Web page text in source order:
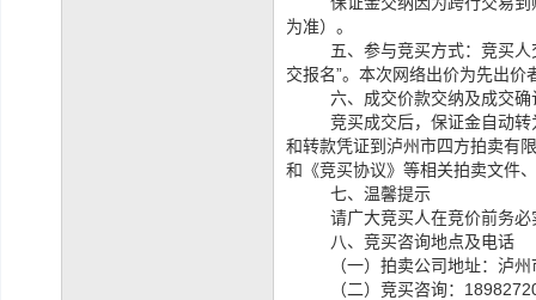
为准）。
五、参与竞买方式：竞买
交报名”。 本次网络出价为先出价
六、成交价款交纳及成交
竞买成交后，保证金自动
和转款凭证到泸州市四方拍卖有
和《竞买协议》等相关拍卖文件
七、温馨提示
请广大竞买人在竞价前务
八、竞买咨询地点及电话
（一）拍卖公司地址：泸
（二）竞买咨询：